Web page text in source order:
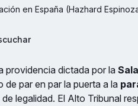
en España (Hazhard
providencia dictada por la
de par en par la puerta a la
legalidad. El Alto Tribunal